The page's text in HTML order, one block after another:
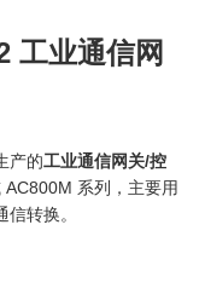
工业通信网
产的工业通信网关/控
系列，主要用
转换。